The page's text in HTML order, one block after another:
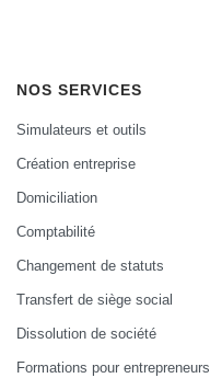
NOS SERVICES
Simulateurs et outils
Création entreprise
Domiciliation
Comptabilité
Changement de statuts
Transfert de siège social
Dissolution de société
Formations pour entrepreneurs